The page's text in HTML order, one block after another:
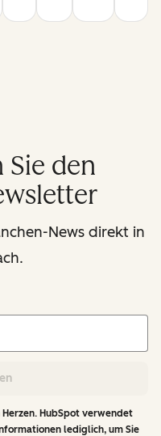
den
News direkt in
HubSpot verwendet
lediglich, um Sie